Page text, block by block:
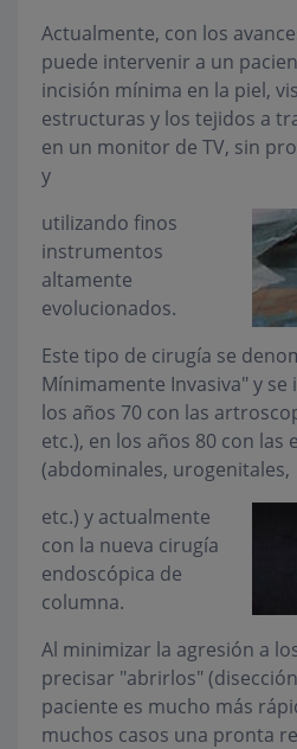
Actualmente, con los
puede intervenir a un
incisión mínima en la piel,
estructuras y los tejidos a
en un monitor de TV, sin
y
utilizando finos
instrumentos
altamente
evolucionados.
Este tipo de cirugía se
Mínimamente Invasiva" y
los años 70 con las
etc.), en los años 80 con las
(abdominales, urogenitales,
etc.) y actualmente
con la nueva cirugía
endoscópica de
columna.
Al minimizar la agresión a
precisar "abrirlos"
paciente es mucho más
muchos casos una pronta